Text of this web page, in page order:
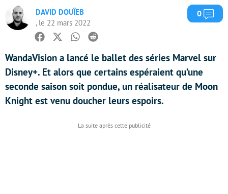
DAVID DOUÏEB
, le 22 mars 2022
0
Facebook
TwitterWhatsapp
Reddit
WandaVision a lancé le ballet des séries Marvel sur
Disney+. Et alors que certains espéraient qu’une
seconde saison soit pondue, un réalisateur de Moon
Knight est venu doucher leurs espoirs.